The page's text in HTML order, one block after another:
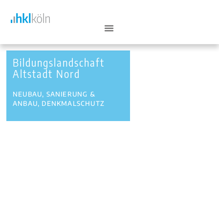
Bildungslandschaft
Altstadt Nord
NEUBAU, SANIERUNG &
ANBAU, DENKMALSCHUTZ